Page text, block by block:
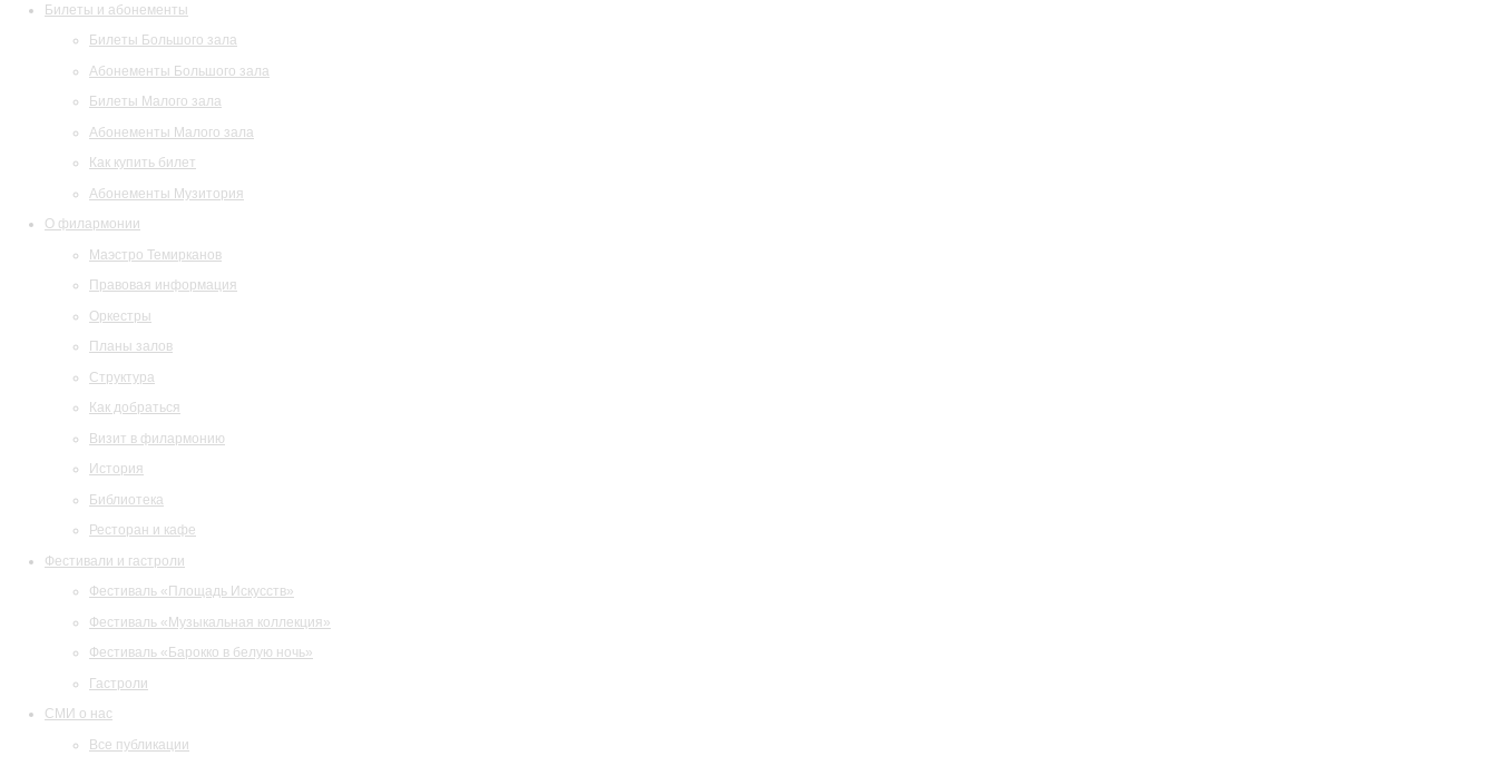
Билеты и абонементы
Билеты Большого зала
Абонементы Большого зала
Билеты Малого зала
Абонементы Малого зала
Как купить билет
Абонементы Музитория
О филармонии
Маэстро Темирканов
Правовая информация
Оркестры
Планы залов
Структура
Как добраться
Визит в филармонию
История
Библиотека
Ресторан и кафе
Фестивали и гастроли
Фестиваль «Площадь Искусств»
Фестиваль «Музыкальная коллекция»
Фестиваль «Барокко в белую ночь»
Гастроли
СМИ о нас
Все публикации